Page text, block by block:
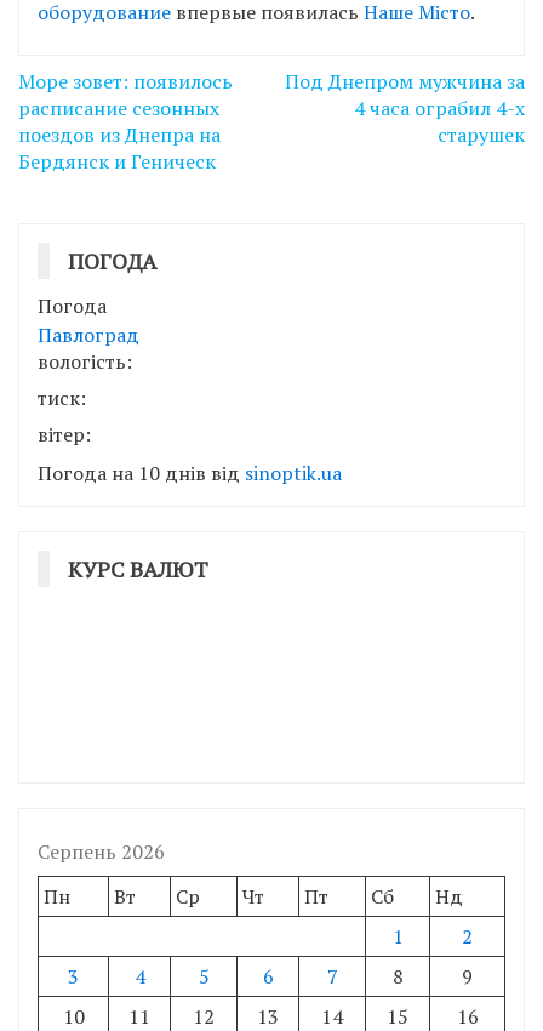
оборудование впервые появилась Наше Місто.
Навігація
записів
Море зовет: появилось
расписание сезонных
поездов из Днепра на
Бердянск и Геническ
Под Днепром мужчина за
4 часа ограбил 4-х
старушек
ПОГОДА
Погода
Павлоград
вологість:
тиск:
вітер:
Погода на 10 днів від sinoptik.ua
КУРС ВАЛЮТ
Серпень 2026
Пн
Вт Ср Чт Пт Сб
Нд
1
2
3
4 5 6 7 8
9
10
11 12 13 14 15
16